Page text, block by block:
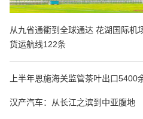
从九省通衢到全球通达 花湖国际机
货运航线122条
上半年恩施海关监管茶叶出口5400
汉产汽车：从长江之滨到中亚腹地